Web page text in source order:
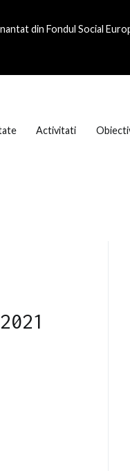
din Fondul Social
Activitati